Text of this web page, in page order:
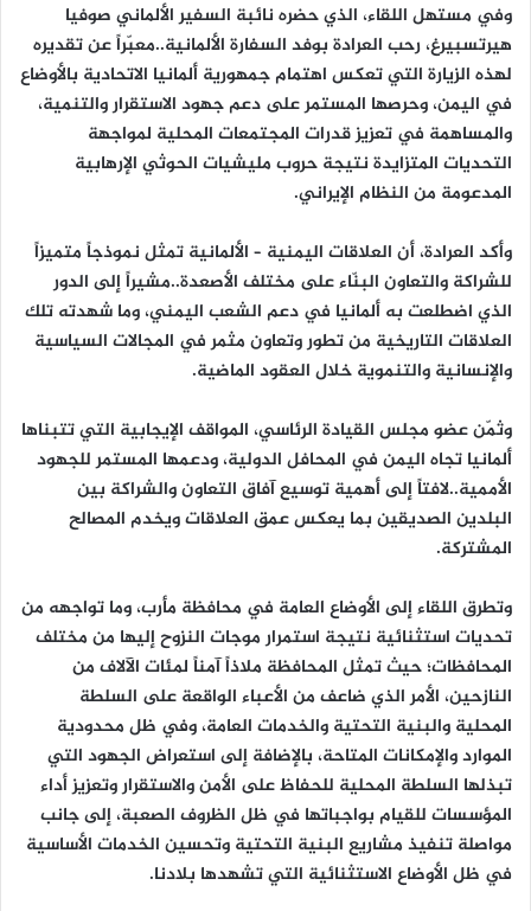
وفي مستهل اللقاء، الذي حضره نائبة السفير الألماني صوفيا
هيرتسبيرغ، رحب العرادة بوفد السفارة الألمانية..معبّراً عن تقديره
لهذه الزيارة التي تعكس اهتمام جمهورية ألمانيا الاتحادية بالأوضاع
في اليمن، وحرصها المستمر على دعم جهود الاستقرار والتنمية،
والمساهمة في تعزيز قدرات المجتمعات المحلية لمواجهة
التحديات المتزايدة نتيجة حروب مليشيات الحوثي الإرهابية
المدعومة من النظام الإيراني.
وأكد العرادة، أن العلاقات اليمنية – الألمانية تمثل نموذجاً متميزاً
للشراكة والتعاون البنّاء على مختلف الأصعدة..مشيراً إلى الدور
الذي اضطلعت به ألمانيا في دعم الشعب اليمني، وما شهدته تلك
العلاقات التاريخية من تطور وتعاون مثمر في المجالات السياسية
والإنسانية والتنموية خلال العقود الماضية.
وثمّن عضو مجلس القيادة الرئاسي، المواقف الإيجابية التي تتبناها
ألمانيا تجاه اليمن في المحافل الدولية، ودعمها المستمر للجهود
الأممية..لافتاً إلى أهمية توسيع آفاق التعاون والشراكة بين
البلدين الصديقين بما يعكس عمق العلاقات ويخدم المصالح
المشتركة.
وتطرق اللقاء إلى الأوضاع العامة في محافظة مأرب، وما تواجهه من
تحديات استثنائية نتيجة استمرار موجات النزوح إليها من مختلف
المحافظات؛ حيث تمثل المحافظة ملاذاً آمناً لمئات الآلاف من
النازحين، الأمر الذي ضاعف من الأعباء الواقعة على السلطة
المحلية والبنية التحتية والخدمات العامة، وفي ظل محدودية
الموارد والإمكانات المتاحة، بالإضافة إلى استعراض الجهود التي
تبذلها السلطة المحلية للحفاظ على الأمن والاستقرار وتعزيز أداء
المؤسسات للقيام بواجباتها في ظل الظروف الصعبة، إلى جانب
مواصلة تنفيذ مشاريع البنية التحتية وتحسين الخدمات الأساسية
في ظل الأوضاع الاستثنائية التي تشهدها بلادنا.